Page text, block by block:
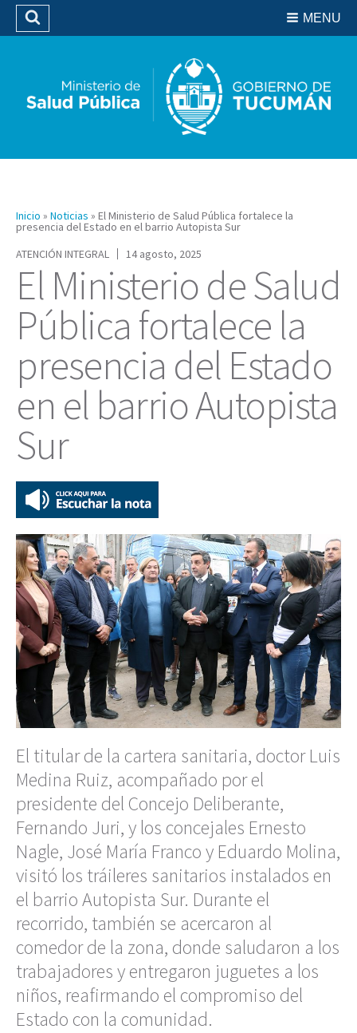
Biblioteca
MENU
Buscar
Inicio » Noticias » El Ministerio de Salud Pública fortalece la
presencia del Estado en el barrio Autopista Sur
ATENCIÓN INTEGRAL
14 agosto, 2025
El Ministerio de Salud
Pública fortalece la
presencia del Estado
en el barrio Autopista
Sur
El titular de la cartera sanitaria, doctor Luis
Medina Ruiz, acompañado por el
presidente del Concejo Deliberante,
Fernando Juri, y los concejales Ernesto
Nagle, José María Franco y Eduardo Molina,
visitó los tráileres sanitarios instalados en
el barrio Autopista Sur. Durante el
recorrido, también se acercaron al
comedor de la zona, donde saludaron a los
trabajadores y entregaron juguetes a los
niños, reafirmando el compromiso del
Estado con la comunidad.